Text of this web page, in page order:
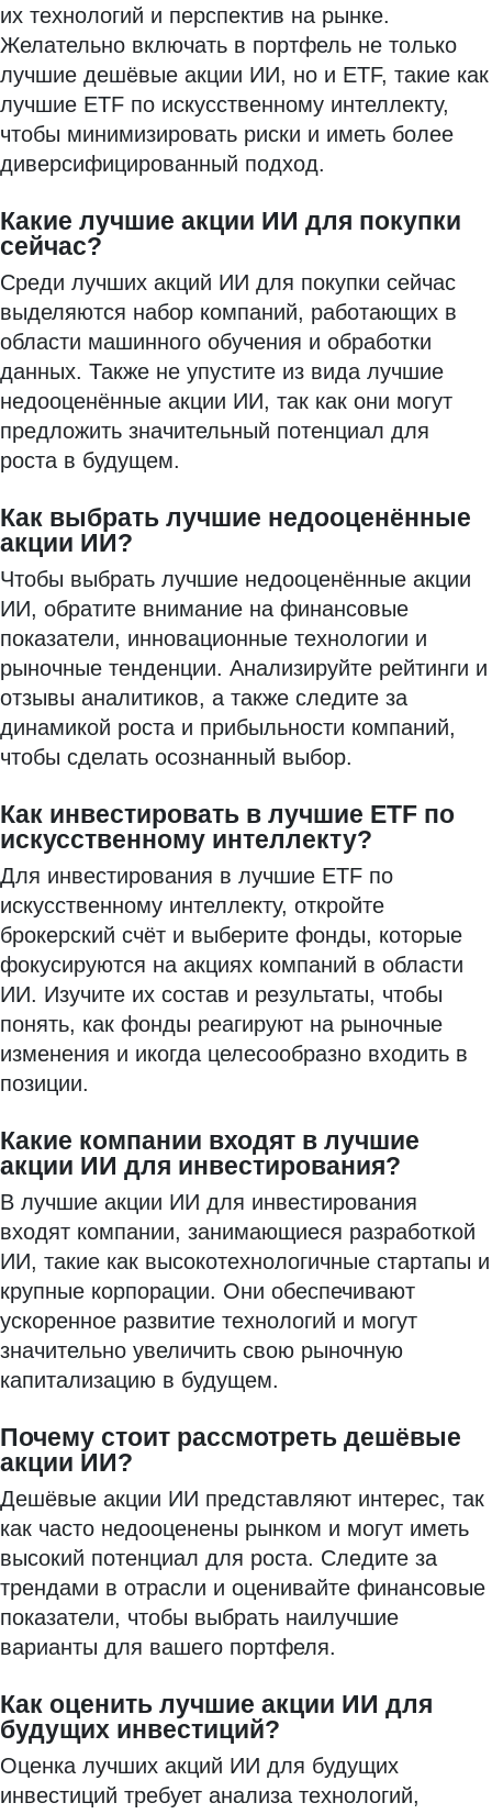
их технологий и перспектив на рынке.
Желательно включать в портфель не только
лучшие дешёвые акции ИИ, но и ETF, такие как
лучшие ETF по искусственному интеллекту,
чтобы минимизировать риски и иметь более
диверсифицированный подход.
Какие лучшие акции ИИ для покупки
сейчас?
Среди лучших акций ИИ для покупки сейчас
выделяются набор компаний, работающих в
области машинного обучения и обработки
данных. Также не упустите из вида лучшие
недооценённые акции ИИ, так как они могут
предложить значительный потенциал для
роста в будущем.
Как выбрать лучшие недооценённые
акции ИИ?
Чтобы выбрать лучшие недооценённые акции
ИИ, обратите внимание на финансовые
показатели, инновационные технологии и
рыночные тенденции. Анализируйте рейтинги и
отзывы аналитиков, а также следите за
динамикой роста и прибыльности компаний,
чтобы сделать осознанный выбор.
Как инвестировать в лучшие ETF по
искусственному интеллекту?
Для инвестирования в лучшие ETF по
искусственному интеллекту, откройте
брокерский счёт и выберите фонды, которые
фокусируются на акциях компаний в области
ИИ. Изучите их состав и результаты, чтобы
понять, как фонды реагируют на рыночные
изменения и икогда целесообразно входить в
позиции.
Какие компании входят в лучшие
акции ИИ для инвестирования?
В лучшие акции ИИ для инвестирования
входят компании, занимающиеся разработкой
ИИ, такие как высокотехнологичные стартапы и
крупные корпорации. Они обеспечивают
ускоренное развитие технологий и могут
значительно увеличить свою рыночную
капитализацию в будущем.
Почему стоит рассмотреть дешёвые
акции ИИ?
Дешёвые акции ИИ представляют интерес, так
как часто недооценены рынком и могут иметь
высокий потенциал для роста. Следите за
трендами в отрасли и оценивайте финансовые
показатели, чтобы выбрать наилучшие
варианты для вашего портфеля.
Как оценить лучшие акции ИИ для
будущих инвестиций?
Оценка лучших акций ИИ для будущих
инвестиций требует анализа технологий,